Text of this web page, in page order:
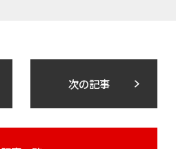
次の記事